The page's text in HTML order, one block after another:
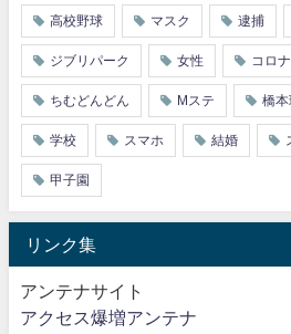
高校野球 マスク 逮捕
ジブリパーク 女性 コロナ
ちむどんどん Mステ 橋本
学校 スマホ 結婚
甲子園
リンク集
アンテナサイト
アクセス爆増アンテナ